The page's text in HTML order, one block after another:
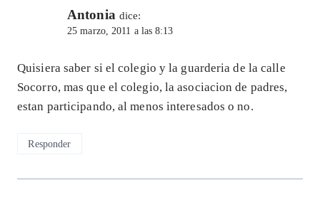
Antonia dice:
25 marzo, 2011 a las 8:13
Quisiera saber si el colegio y la guarderia de la calle
Socorro, mas que el colegio, la asociacion de padres,
estan participando, al menos interesados o no.
Responder